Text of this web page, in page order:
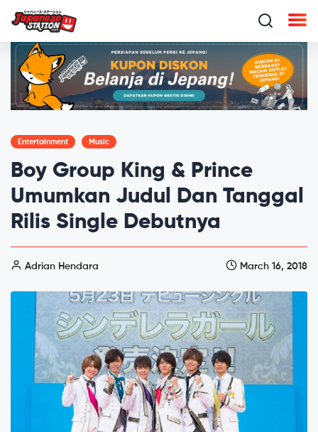
Entertainment Music
Boy Group King & Prince
Umumkan Judul Dan Tanggal
Rilis Single Debutnya
Adrian Hendara March 16, 2018